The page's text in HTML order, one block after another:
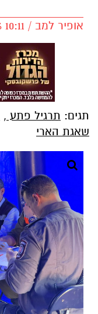
אופיר למב / 10:11 06.03.26
תגים: תרגיל פתע ,
שאגת הארי